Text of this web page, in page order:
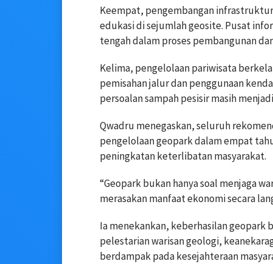
Keempat, pengembangan
edukasi di sejumlah geosite. Pusat
tengah dalam proses pembangunan
Kelima, pengelolaan pariwisata
pemisahan jalur dan penggunaan
persoalan sampah pesisir masih
Qwadru menegaskan, seluruh
pengelolaan geopark dalam empat
peningkatan keterlibatan masyarakat.
“Geopark bukan hanya soal menjaga
merasakan manfaat ekonomi secara
Ia menekankan, keberhasilan geopark
pelestarian warisan geologi,
berdampak pada kesejahteraan